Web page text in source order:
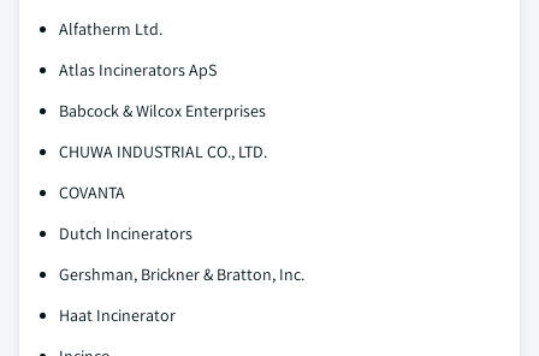
Alfatherm Ltd.
Atlas Incinerators ApS
Babcock & Wilcox Enterprises
CHUWA INDUSTRIAL CO., LTD.
COVANTA
Dutch Incinerators
Gershman, Brickner & Bratton, Inc.
Haat Incinerator